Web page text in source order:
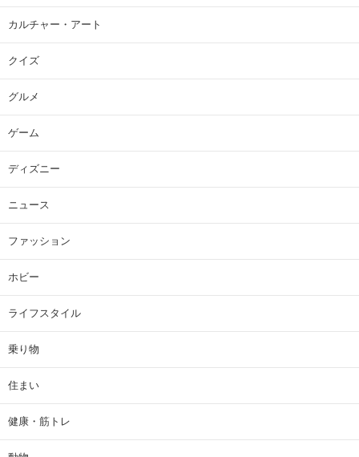
カルチャー・アート
クイズ
グルメ
ゲーム
ディズニー
ニュース
ファッション
ホビー
ライフスタイル
乗り物
住まい
健康・筋トレ